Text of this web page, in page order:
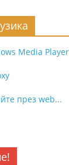
през web...